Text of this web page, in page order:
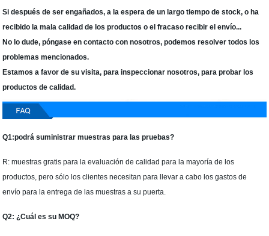
Si después de ser engañados, a la espera de un largo tiempo de stock, o ha
recibido la mala calidad de los productos o el fracaso recibir el envío...
No lo dude, póngase en contacto con nosotros, podemos resolver todos los
problemas mencionados.
Estamos a favor de su visita, para inspeccionar nosotros, para probar los
productos de calidad.
Q1:podrá suministrar muestras para las pruebas?
R: muestras gratis para la evaluación de calidad para la mayoría de los
productos, pero sólo los clientes necesitan para llevar a cabo los gastos de
envío para la entrega de las muestras a su puerta.
Q2: ¿Cuál es su MOQ?